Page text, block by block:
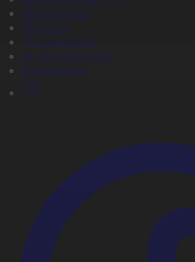
Жаңалықтар
Жобалар
Телехикаялар
Мультсериалдар
Видеоархив